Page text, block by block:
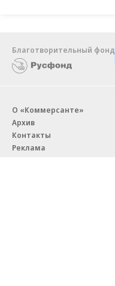
Благотворительный фонд
О «Коммерсанте»
Архив
Контакты
Реклама